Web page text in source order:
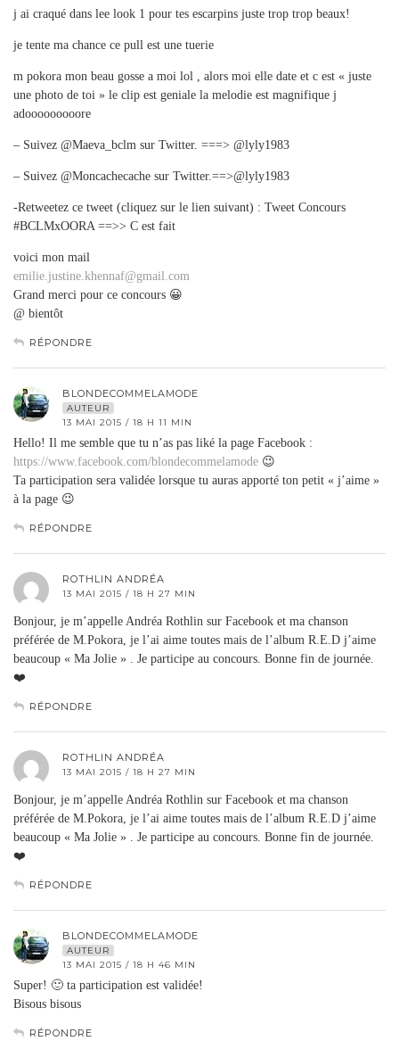
j ai craqué dans lee look 1 pour tes escarpins juste trop trop beaux!
je tente ma chance ce pull est une tuerie
m pokora mon beau gosse a moi lol , alors moi elle date et c est « juste
une photo de toi » le clip est geniale la melodie est magnifique j
adooooooooore
– Suivez @Maeva_bclm sur Twitter. ===> @lyly1983
– Suivez @Moncachecache sur Twitter.==>@lyly1983
-Retweetez ce tweet (cliquez sur le lien suivant) : Tweet Concours
#BCLMxOORA ==>> C est fait
voici mon mail
emilie.justine.khennaf@gmail.com
Grand merci pour ce concours 😀
@ bientôt
RÉPONDRE
BLONDECOMMELAMODE
AUTEUR
13 MAI 2015 / 18 H 11 MIN
Hello! Il me semble que tu n’as pas liké la page Facebook :
https://www.facebook.com/blondecommelamode 😉
Ta participation sera validée lorsque tu auras apporté ton petit « j’aime »
à la page 😉
RÉPONDRE
ROTHLIN ANDRÉA
13 MAI 2015 / 18 H 27 MIN
Bonjour, je m’appelle Andréa Rothlin sur Facebook et ma chanson
préférée de M.Pokora, je l’ai aime toutes mais de l’album R.E.D j’aime
beaucoup « Ma Jolie » . Je participe au concours. Bonne fin de journée.
❤️
RÉPONDRE
ROTHLIN ANDRÉA
13 MAI 2015 / 18 H 27 MIN
Bonjour, je m’appelle Andréa Rothlin sur Facebook et ma chanson
préférée de M.Pokora, je l’ai aime toutes mais de l’album R.E.D j’aime
beaucoup « Ma Jolie » . Je participe au concours. Bonne fin de journée.
❤️
RÉPONDRE
BLONDECOMMELAMODE
AUTEUR
13 MAI 2015 / 18 H 46 MIN
Super! 🙂 ta participation est validée!
Bisous bisous
RÉPONDRE